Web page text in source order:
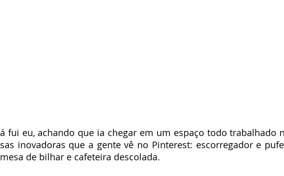
fui eu, achando que ia chegar em um espaço todo trabalhado
inovadoras que a gente vê no Pinterest: escorregador e
de bilhar e cafeteira descolada.